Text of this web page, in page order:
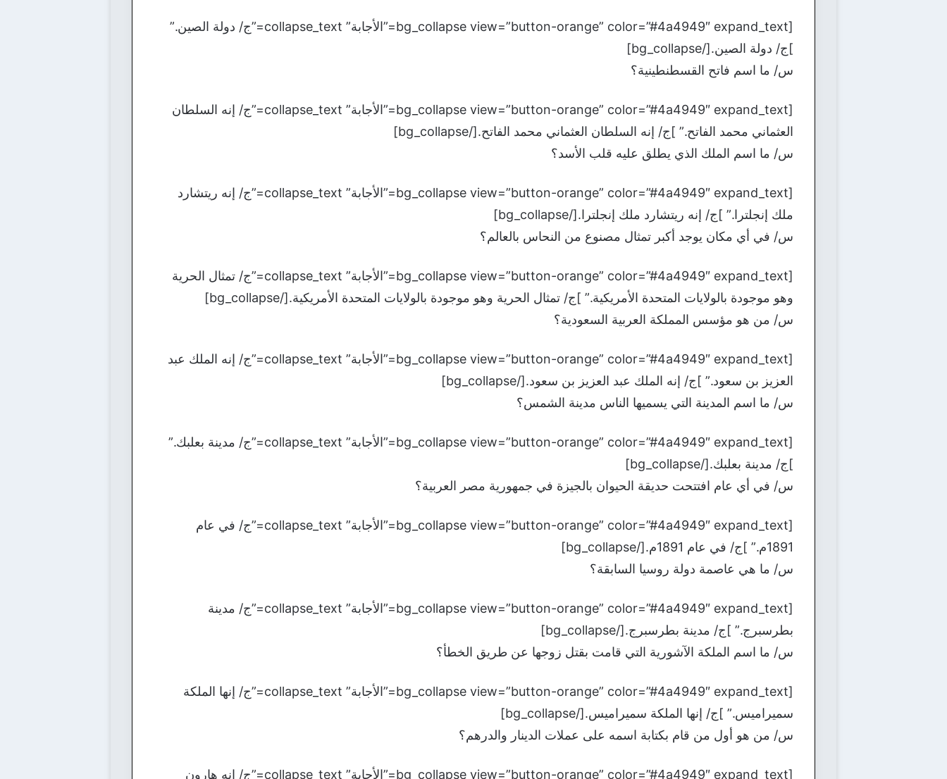
[bg_collapse view=”button-orange” color=”#4a4949″ expand_text=”الأجابة” collapse_text=”ج/ دولة الصين.”
]ج/ دولة الصين.[/bg_collapse]
س/ ما اسم فاتح القسطنطينية؟
[bg_collapse view=”button-orange” color=”#4a4949″ expand_text=”الأجابة” collapse_text=”ج/ إنه السلطان
العثماني محمد الفاتح.” ]ج/ إنه السلطان العثماني محمد الفاتح.[/bg_collapse]
س/ ما اسم الملك الذي يطلق عليه قلب الأسد؟
[bg_collapse view=”button-orange” color=”#4a4949″ expand_text=”الأجابة” collapse_text=”ج/ إنه ريتشارد
ملك إنجلترا.” ]ج/ إنه ريتشارد ملك إنجلترا.[/bg_collapse]
س/ في أي مكان يوجد أكبر تمثال مصنوع من النحاس بالعالم؟
[bg_collapse view=”button-orange” color=”#4a4949″ expand_text=”الأجابة” collapse_text=”ج/ تمثال الحرية
وهو موجودة بالولايات المتحدة الأمريكية.” ]ج/ تمثال الحرية وهو موجودة بالولايات المتحدة الأمريكية.[/bg_collapse]
س/ من هو مؤسس المملكة العربية السعودية؟
[bg_collapse view=”button-orange” color=”#4a4949″ expand_text=”الأجابة” collapse_text=”ج/ إنه الملك عبد
العزيز بن سعود.” ]ج/ إنه الملك عبد العزيز بن سعود.[/bg_collapse]
س/ ما اسم المدينة التي يسميها الناس مدينة الشمس؟
[bg_collapse view=”button-orange” color=”#4a4949″ expand_text=”الأجابة” collapse_text=”ج/ مدينة بعلبك.”
]ج/ مدينة بعلبك.[/bg_collapse]
س/ في أي عام افتتحت حديقة الحيوان بالجيزة في جمهورية مصر العربية؟
[bg_collapse view=”button-orange” color=”#4a4949″ expand_text=”الأجابة” collapse_text=”ج/ في عام
1891م.” ]ج/ في عام 1891م.[/bg_collapse]
س/ ما هي عاصمة دولة روسيا السابقة؟
[bg_collapse view=”button-orange” color=”#4a4949″ expand_text=”الأجابة” collapse_text=”ج/ مدينة
بطرسبرج.” ]ج/ مدينة بطرسبرج.[/bg_collapse]
س/ ما اسم الملكة الآشورية التي قامت بقتل زوجها عن طريق الخطأ؟
[bg_collapse view=”button-orange” color=”#4a4949″ expand_text=”الأجابة” collapse_text=”ج/ إنها الملكة
سميراميس.” ]ج/ إنها الملكة سميراميس.[/bg_collapse]
س/ من هو أول من قام بكتابة اسمه على عملات الدينار والدرهم؟
[bg_collapse view=”button-orange” color=”#4a4949″ expand_text=”الأجابة” collapse_text=”ج/ إنه هارون